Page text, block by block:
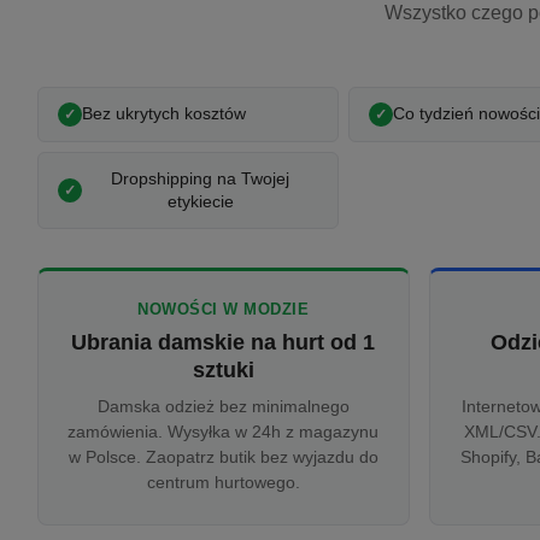
Wszystko czego
Bez ukrytych kosztów Co tydzień nowości
Dropshipping na Twojej
etykiecie
NOWOŚCI W MODZIE
Ubrania damskie na hurt od 1
sztuki
Damska odzież bez minimalnego
zamówienia. Wysyłka w 24h z magazynu
w Polsce. Zaopatrz butik bez wyjazdu do
centrum hurtowego.
XML/
Shopify,